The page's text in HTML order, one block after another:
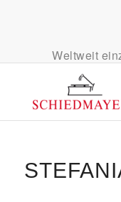
Weltweit